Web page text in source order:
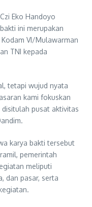
Eko Handoyo
ini merupakan
VI/Mulawarman
TNI kepada
tetapi wujud nyata
kami fokuskan
pusat aktivitas
karya bakti tersebut
pemerintah
meliputi
dan pasar, serta